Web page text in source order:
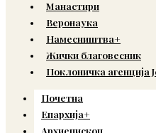
Манастири
Веронаука
Намесништва+
Жички благовесник
Поклоничка агенција
Почетна
Епархија+
Архиепископ